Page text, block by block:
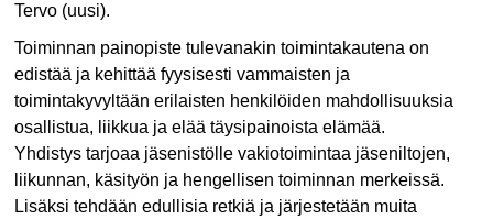
Tervo (uusi).
Toiminnan painopiste tulevanakin toimintakautena on
edistää ja kehittää fyysisesti vammaisten ja
toimintakyvyltään erilaisten henkilöiden mahdollisuuksia
osallistua, liikkua ja elää täysipainoista elämää.
Yhdistys tarjoaa jäsenistölle vakiotoimintaa jäseniltojen,
liikunnan, käsityön ja hengellisen toiminnan merkeissä.
Lisäksi tehdään edullisia retkiä ja järjestetään muita